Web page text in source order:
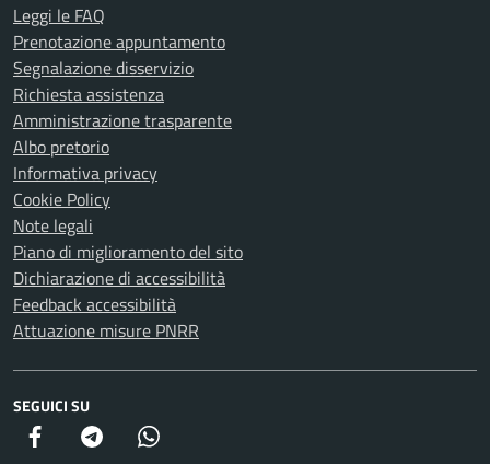
Leggi le FAQ
Prenotazione appuntamento
Segnalazione disservizio
Richiesta assistenza
Amministrazione trasparente
Albo pretorio
Informativa privacy
Cookie Policy
Note legali
Piano di miglioramento del sito
Dichiarazione di accessibilità
Feedback accessibilità
Attuazione misure PNRR
SEGUICI SU
Facebook Telegram